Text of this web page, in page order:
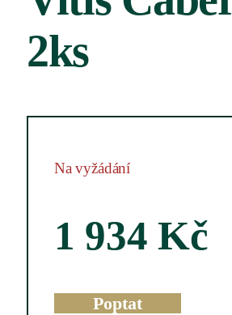
2ks
Na vyžádání
1 934Kč
Poptat